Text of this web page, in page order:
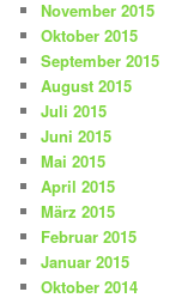
November 2015
Oktober 2015
September 2015
August 2015
Juli 2015
Juni 2015
Mai 2015
April 2015
März 2015
Februar 2015
Januar 2015
Oktober 2014